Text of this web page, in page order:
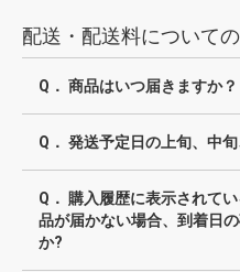
配送・配送料についての
Q． 商品はいつ届きますか？
Q． 発送予定日の上旬、中
Q． 購入履歴に表示されて
品が届かない場合、到着日
か?